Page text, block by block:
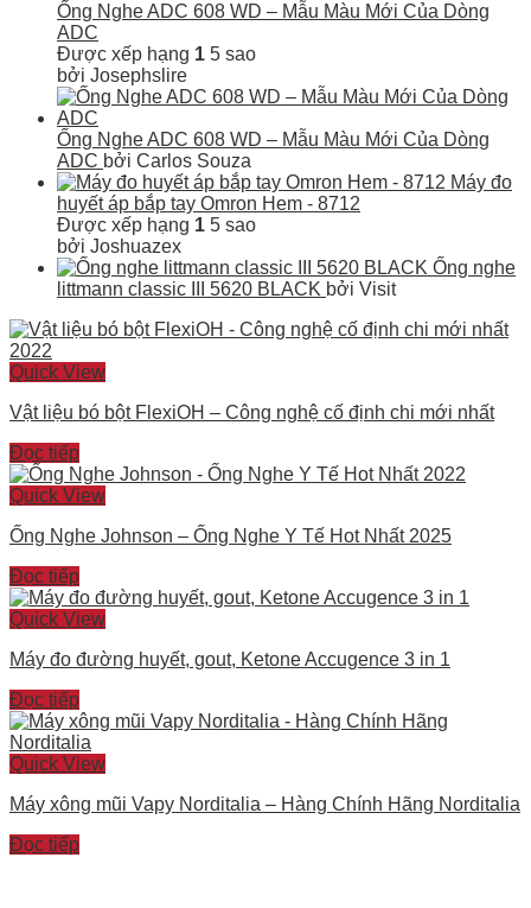
Ống Nghe ADC 608 WD – Mẫu Màu Mới Của Dòng
ADC
Được xếp hạng 1 5 sao
bởi Josephslire
Ống Nghe ADC 608 WD – Mẫu Màu Mới Của Dòng
ADC bởi Carlos Souza
Máy đo
huyết áp bắp tay Omron Hem - 8712
Được xếp hạng 1 5 sao
bởi Joshuazex
Ống nghe
littmann classic III 5620 BLACK bởi Visit
Quick View
Vật liệu bó bột FlexiOH – Công nghệ cố định chi mới nhất
Đọc tiếp
Quick View
Ống Nghe Johnson – Ống Nghe Y Tế Hot Nhất 2025
Đọc tiếp
Quick View
Máy đo đường huyết, gout, Ketone Accugence 3 in 1
Đọc tiếp
Quick View
Máy xông mũi Vapy Norditalia – Hàng Chính Hãng Norditalia
Đọc tiếp